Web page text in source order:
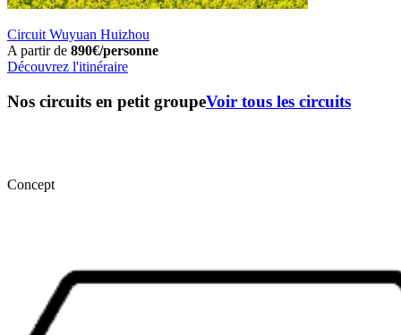
Circuit Wuyuan Huizhou
A partir de 890€/personne
Découvrez l'itinéraire
Nos circuits en petit groupeVoir tous les circuits
Concept